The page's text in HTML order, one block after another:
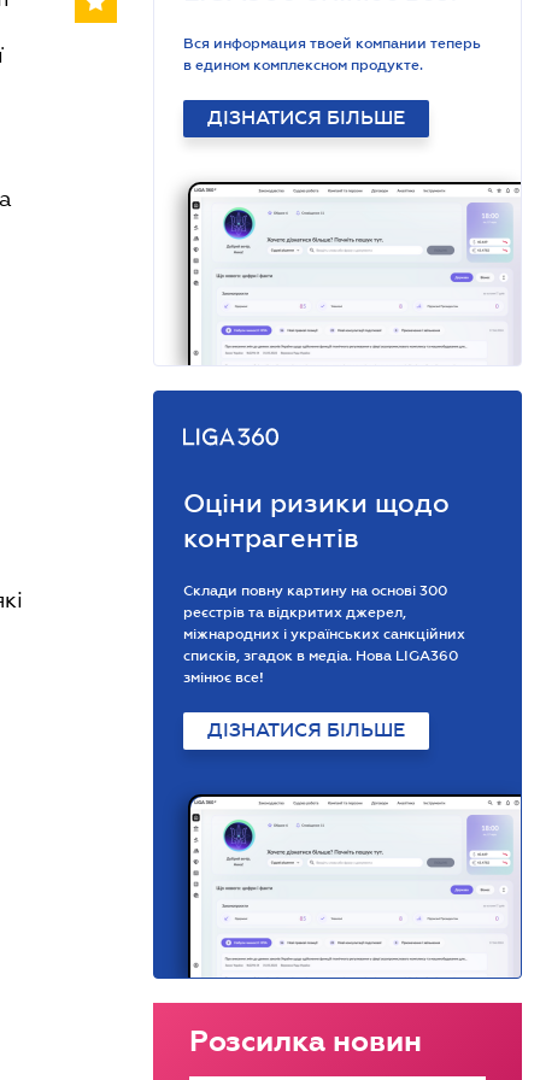
Вся информация твоей компании теперь
в едином комплексном продукте.
ДІЗНАТИСЯ БІЛЬШЕ
Оціни ризики щодо
контрагентів
Склади повну картину на основі 300
реєстрів та відкритих джерел,
міжнародних і українських санкційних
списків, згадок в медіа. Нова LIGA360
змінює все!
ДІЗНАТИСЯ БІЛЬШЕ
Розсилка новин